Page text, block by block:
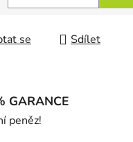
se Sdílet
GARANCE
peněz!